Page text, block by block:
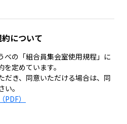
約について
べの「組合員集会室使用規程」に
定めています。
だき、同意いただける場合は、同
。
）